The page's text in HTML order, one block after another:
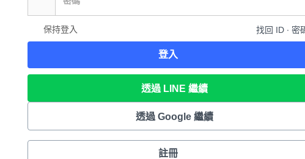
保持登入 找回 ID ∙ 密
登入
透過 LINE 繼續
透過 Google 繼續
註冊